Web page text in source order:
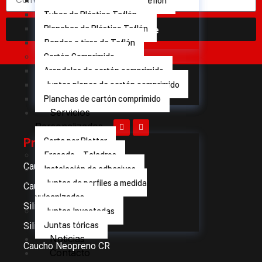
Tubos de Plástico Teflón
Planchas de Plástico Teflón
Bandas o tiras de Teflón
Cartón Comprimido
Arandelas de cartón comprimido
Juntas planas de cartón comprimido
Planchas de cartón comprimido
Servicios
Personalizados
Corte por Plotter
Fresado – Taladros
Instalación de adhesivos
Juntas de perfiles a medida
vulcanizados
Juntas Inyectadas
Juntas tóricas
Noticias
Contacto
Suscribirme
Productos
Caucho EPDM
Caucho celular
Silicon compacta
Silicona esponjosa
Caucho Neopreno CR